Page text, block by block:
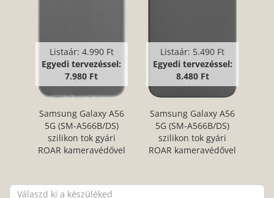
Listaár: 4.990 Ft
Egyedi tervezéssel:
7.980 Ft
Samsung Galaxy A56
5G (SM-A566B/DS)
szilikon tok gyári
ROAR kameravédővel
Listaár: 5.490 Ft
Egyedi tervezéssel:
8.480 Ft
Samsung Galaxy A56
5G (SM-A566B/DS)
szilikon tok gyári
ROAR kameravédővel